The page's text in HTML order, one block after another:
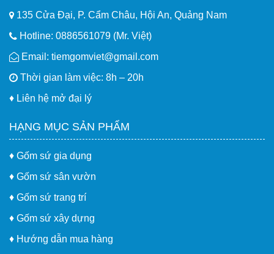
135 Cửa Đại, P. Cẩm Châu, Hội An, Quảng Nam
Hotline: 0886561079 (Mr. Việt)
Email: tiemgomviet@gmail.com
Thời gian làm việc: 8h – 20h
♦ Liên hệ mở đại lý
HẠNG MỤC SẢN PHẨM
♦ Gốm sứ gia dụng
♦ Gốm sứ sân vườn
♦ Gốm sứ trang trí
♦ Gốm sứ xây dựng
♦ Hướng dẫn mua hàng